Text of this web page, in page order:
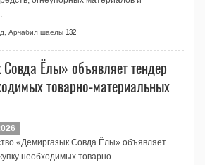
Арчабил шаёлы 132
Ёлы» объявляет тендер
товарно-материальных
«Демиргазык Совда Ёлы» объявляет
необходимых товарно-